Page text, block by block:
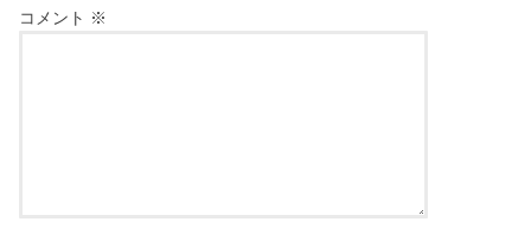
コメント ※